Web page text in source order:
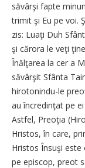
săvârşi fapte
trimit şi Eu pe voi.
zis: Luaţi Duh
şi cărora le veţi
Înălţarea la cer a
săvârşit Sfân­ta
hirotonindu-le
au în­cre­din­ţat pe
Ast­fel, Preoţia
Hris­tos, în care,
Hristos Însuşi
pe episcop, preot